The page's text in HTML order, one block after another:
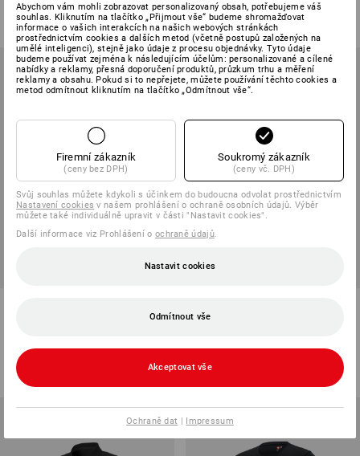
od 716,32 Kč
(vč. DPH) od 10 ks
od 1 304,38 Kč
(vč. DPH) od 10 ks
od
(vč. DPH) od 100 ks
Neck
(vč. DPH) od 30 ks
Abychom vám mohli zobrazovat personalizovaný obsah, potřebujeme váš
souhlas. Kliknutím na tlačítko „Přijmout vše“ budeme shromažďovat
informace o vašich interakcích na našich webových stránkách
prostřednictvím cookies a dalších metod (včetně postupů založených na
umělé inteligenci), stejně jako údaje z procesu objednávky. Tyto údaje
budeme používat zejména k následujícím účelům: personalizované a cílené
nabídky a reklamy, přesná doporučení produktů, průzkum trhu a měření
reklamy a obsahu. Pokud si to nepřejete, můžete používání těchto cookies a
metod odmítnout kliknutím na tlačítko „Odmítnout vše“.
Firemní zákazník
(ceny bez DPH)
Soukromý zákazník
(ceny vč. DPH)
Svůj souhlas můžete kdykoli s účinkem do budoucna odvolat prostřednictvím
Nastavení cookies v našem prohlášení o ochraně osobních údajů. Výběr
můžete také individuálně upravit v části "Nastavit cookies".
Další informace viz Prohlášení o ochraně údajů.
Nastavit cookies
Odmítnout vše
Akceptovat vše
Ochraně dat | Impressum